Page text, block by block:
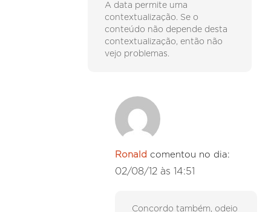
A data permite uma
contextualização. Se o
conteúdo não depende desta
contextualização, então não
vejo problemas.
Ronald comentou no dia:
02/08/12 às 14:51
Concordo também, odeio